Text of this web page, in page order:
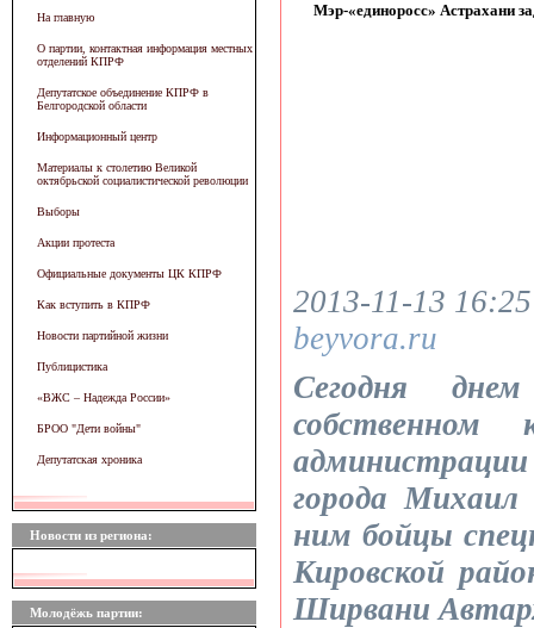
На главную
О партии, контактная информация местных
отделений КПРФ
Депутатское объединение КПРФ в
Белгородской области
Информационный центр
Материалы к столетию Великой
октябрьской социалистической революции
Выборы
Акции протеста
Официальные документы ЦК КПРФ
Как вступить в КПРФ
Новости партийной жизни
Публицистика
«ВЖC – Надежда России»
БРОО "Дети войны"
Депутатская хроника
Новости из региона:
Молодёжь партии:
Мэр-«единоросс» Астрахани
2013-11-13 16:25
beyvora.ru
Сегодня
собственном
города
ним бойцы
Кировской
Ширвани